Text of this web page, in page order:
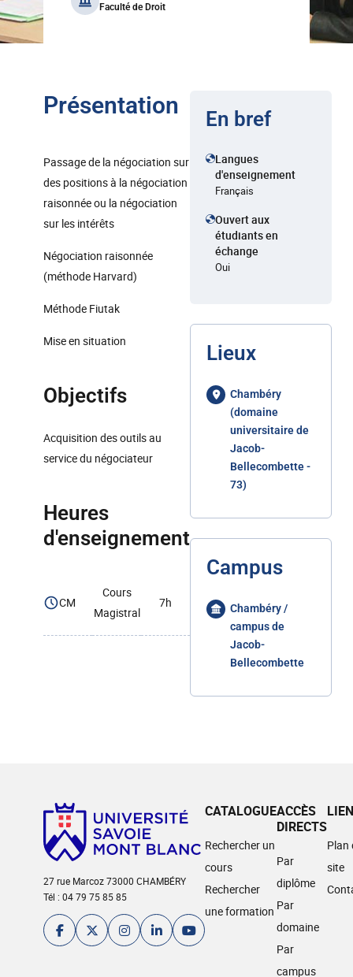
Faculté de Droit
Présentation
Passage de la négociation sur
des positions à la négociation
raisonnée ou la négociation
sur les intérêts
Négociation raisonnée
(méthode Harvard)
Méthode Fiutak
Mise en situation
Objectifs
Acquisition des outils au
service du négociateur
Heures
d'enseignement
CM
Cours
Magistral
7h
En bref
Langues
d'enseignement
Français
Ouvert aux
étudiants en
échange
Oui
Lieux
Chambéry
(domaine
universitaire de
Jacob-
Bellecombette -
73)
Campus
Chambéry /
campus de
Jacob-
Bellecombette
27 rue Marcoz 73000 CHAMBÉRY
Tél : 04 79 75 85 85
CATALOGUE
Rechercher un
cours
Rechercher
une formation
ACCÈS
DIRECTS
Par
diplôme
Par
domaine
Par
campus
Plan
site